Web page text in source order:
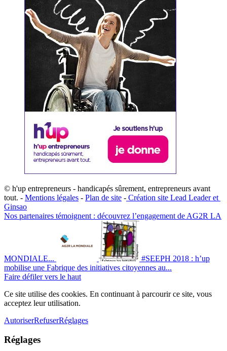
© h'up entrepreneurs - handicapés sûrement, entrepreneurs avant
tout. - Mentions légales - Plan de site - ​Création site ​​Lead Leader​ et ​
G​insao
Nos partenaires témoignent : découvrez l’engagement de AG2R LA
MONDIALE...
#SEEPH 2018 : h’up
mobilise une Fabrique des initiatives citoyennes au...
Faire défiler vers le haut
Ce site utilise des cookies. En continuant à parcourir ce site, vous
acceptez leur utilisation.
AutoriserRefuserRéglages
Réglages